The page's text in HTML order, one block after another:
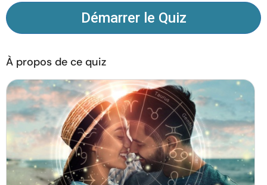
À propos de nous
Publicité avec
Démarrer le Quiz
À propos de ce quiz